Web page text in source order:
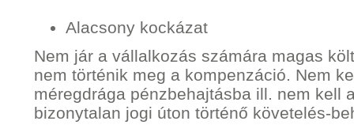
Alacsony kockázat
Nem jár a vállalkozás számára magas
nem történik meg a kompenzáció. Nem
méregdrága pénzbehajtásba ill. nem kell
bizonytalan jogi úton történő követelés-